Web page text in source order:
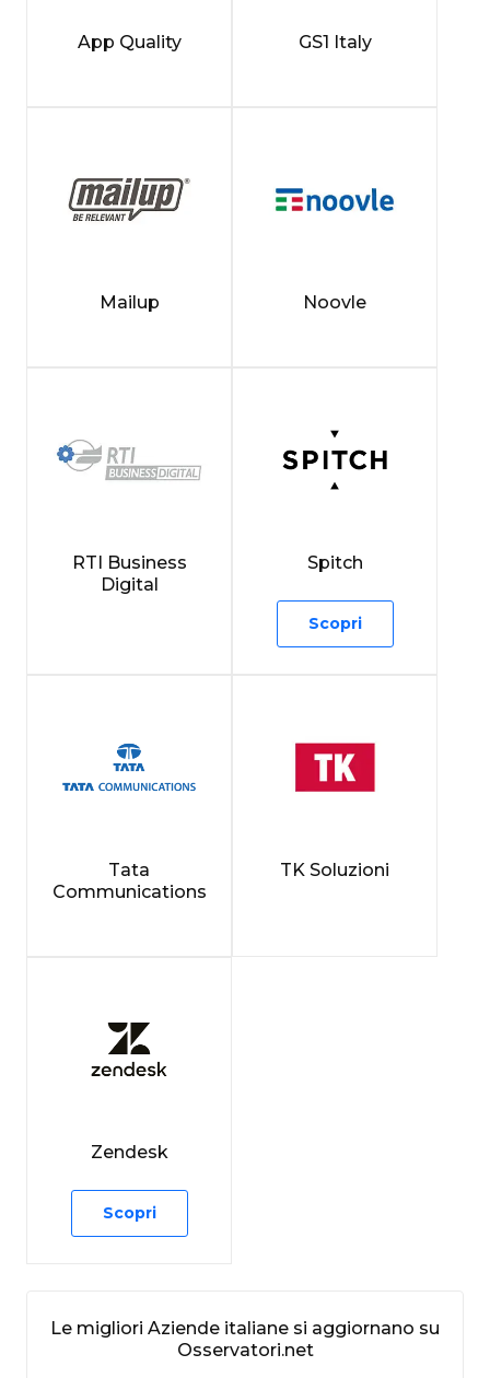
Le migliori Aziende italiane si aggiornano su
Osservatori.net
App Quality GS1 Italy
Mailup Noovle
RTI Business
Digital
Spitch
Scopri
Tata
Communications
TK Soluzioni
Zendesk
Scopri